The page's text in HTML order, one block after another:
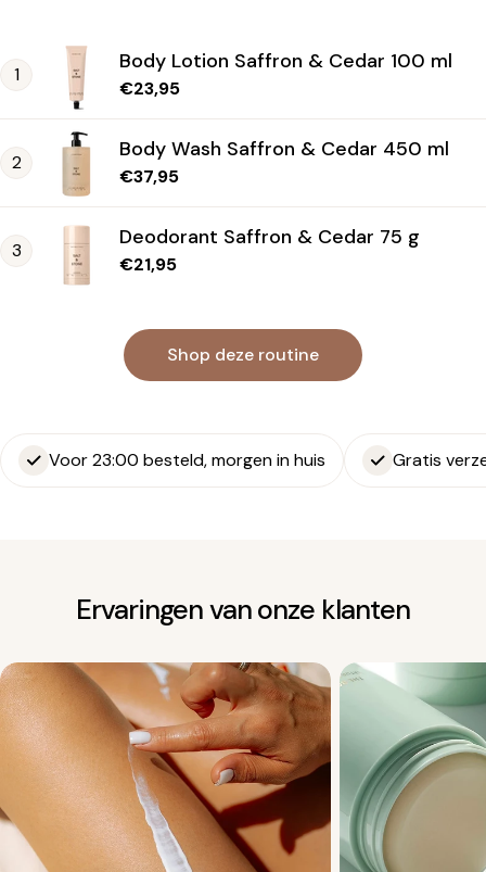
1 Body Lotion Saffron & Cedar 100 ml
Normale
prijs
€23,95
2 Body Wash Saffron & Cedar 450 ml
Normale
prijs
€37,95
3 Deodorant Saffron & Cedar 75 g
Normale
€21,95
Shop deze routine
Voor 23:00 besteld, morgen in huis Gratis
Ervaringen van onze klanten